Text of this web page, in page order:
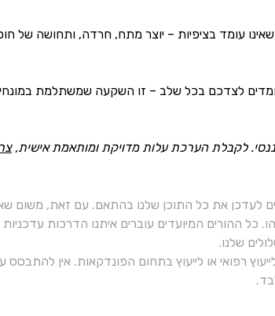
עומד בציפיות – יוצר מתח, חרדה, ותחושה של
לצדכם בכל שלב – זו השקעה שמשתלמת
לקבלת הערכת עלות מדויקת ומותאמת אישית,
את כל התוכן שלנו בהתאם. עם זאת, משום
כל ההורים המיועדים עוברים איתנו הדרכות
שלנו.
רפואי או לייעוץ בתחום הפונדקאות. אין